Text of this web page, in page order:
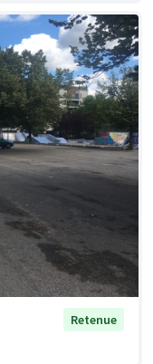
Retenue